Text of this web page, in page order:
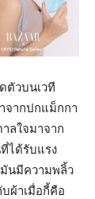
ตัวบนเวที
จากปกแม็กกา
ลใจมาจาก
ได้รับแรง
นมีความพลิ้ว
ผ้าเมื่อกี้คือ